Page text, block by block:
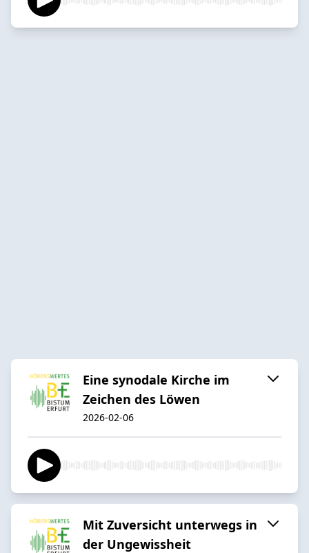
Eine synodale Kirche im
Zeichen des Löwen
2026-02-06
Mit Zuversicht unterwegs in
der Ungewissheit